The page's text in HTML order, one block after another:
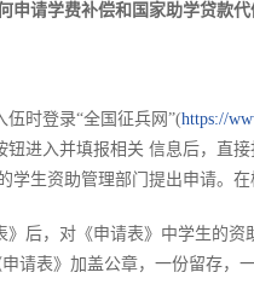
申请学费补偿和国家助学贷款代
时登录“全国征兵网”(https://
钮进入并填报相关 信息后，
学生资助管理部门提出申请。
后，对《申请表》中学生的
请表》加盖公章，一份留存，